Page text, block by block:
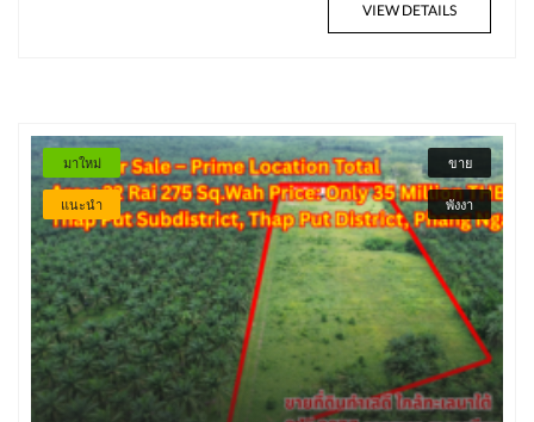
VIEW DETAILS
มาใหม่
แนะนำ
ขาย
พังงา